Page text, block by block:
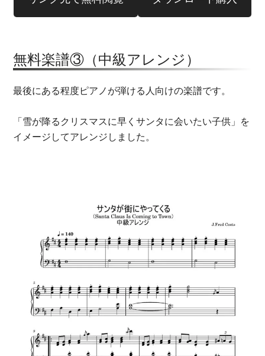
無料楽譜③（中級アレンジ）
最後にある程度ピアノが弾ける人向けの楽譜です。
「雪が降るクリスマスに早くサンタに会いたい子供」を
イメージしてアレンジしました。